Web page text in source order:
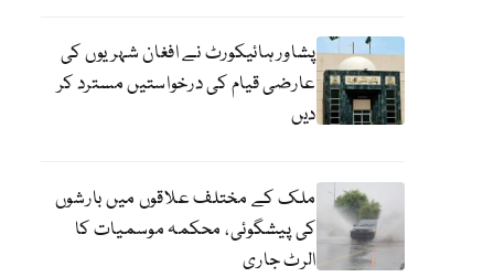
پشاور ہائیکورٹ نے افغان شہریوں کی
عارضی قیام کی درخواستیں مسترد کر
دیں
ملک کے مختلف علاقوں میں بارشوں
کی پیشگوئی، محکمہ موسمیات کا
الرٹ جاری